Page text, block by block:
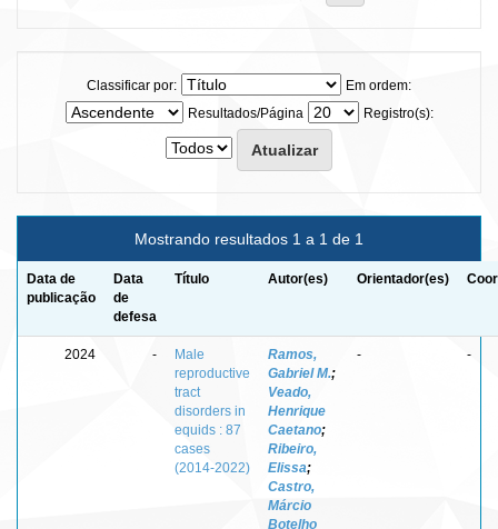
Classificar por:
Em ordem:
Resultados/Página
Registro(s):
Mostrando resultados 1 a 1 de 1
Data de
publicação
Data
de
defesa
Título Autor(es) Orientador(es)
2024 -
Male
reproductive
tract
disorders in
equids : 87
cases
(2014-2022)
Ramos,
Gabriel M.;
Veado,
Henrique
Caetano;
Ribeiro,
Elissa;
Castro,
Márcio
Botelho
- -